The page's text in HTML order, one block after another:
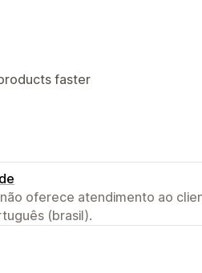
faster
oferece atendimento ao
(brasil).